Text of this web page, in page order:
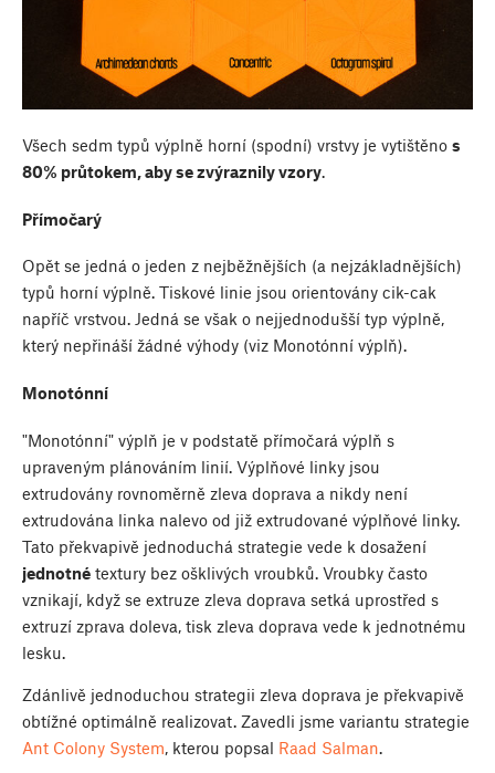
Všech sedm typů výplně horní (spodní) vrstvy je vytištěno s
80% průtokem, aby se zvýraznily vzory.
Přímočarý
Opět se jedná o jeden z nejběžnějších (a nejzákladnějších)
typů horní výplně. Tiskové linie jsou orientovány cik-cak
napříč vrstvou. Jedná se však o nejjednodušší typ výplně,
který nepřináší žádné výhody (viz Monotónní výplň).
Monotónní
"Monotónní" výplň je v podstatě přímočará výplň s
upraveným plánováním linií. Výplňové linky jsou
extrudovány rovnoměrně zleva doprava a nikdy není
extrudována linka nalevo od již extrudované výplňové linky.
Tato překvapivě jednoduchá strategie vede k dosažení
jednotné textury bez ošklivých vroubků. Vroubky často
vznikají, když se extruze zleva doprava setká uprostřed s
extruzí zprava doleva, tisk zleva doprava vede k jednotnému
lesku.
Zdánlivě jednoduchou strategii zleva doprava je překvapivě
obtížné optimálně realizovat. Zavedli jsme variantu strategie
Ant Colony System, kterou popsal Raad Salman.